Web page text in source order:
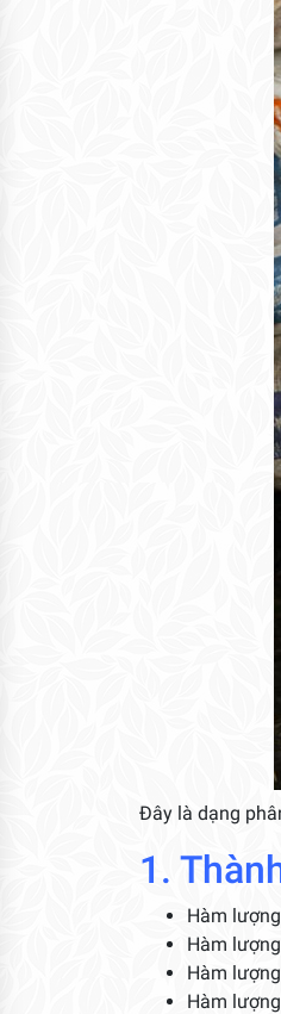
Đây là dạng
1.
Hàm
Hàm
Hàm
Hàm